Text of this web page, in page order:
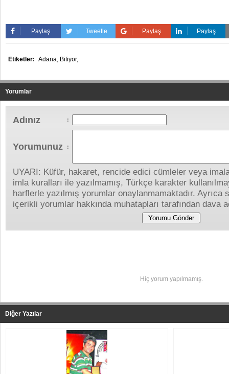
Paylaş Tweetle Paylaş Paylaş
Etiketler: Adana, Bitiyor,
Yorumlar
Adınız :
Yorumunuz :
UYARI: Küfür, hakaret, rencide edici cümleler veya
imla kuralları ile yazılmamış, Türkçe karakter
harflerle yazılmış yorumlar onaylanmamaktadır.
içerikli yorumlar hakkında muhatapları tarafından dava
Hiç yorum yapılmamış.
Diğer Yazılar